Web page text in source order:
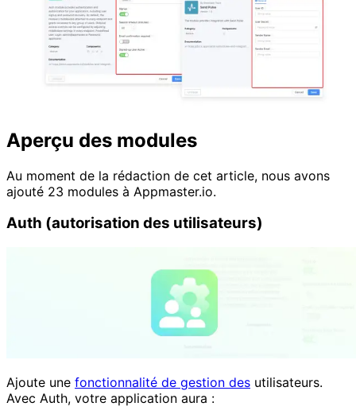
Aperçu des modules
Au moment de la rédaction de cet article, nous avons
ajouté 23 modules à Appmaster.io.
Auth (autorisation des utilisateurs)
Ajoute une fonctionnalité de gestion des utilisateurs.
Avec Auth, votre application aura :